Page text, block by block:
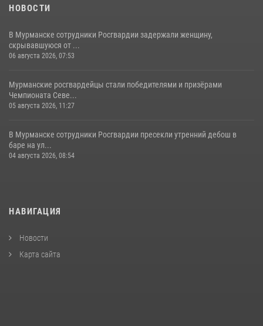
НОВОСТИ
В Мурманске сотрудники Росгвардии задержали женщину,
скрывавшуюся от ...
06 августа 2026, 07:53
Мурманские росгвардейцы стали победителями и призёрами
Чемпионата Севе...
05 августа 2026, 11:27
В Мурманске сотрудники Росгвардии пресекли утренний дебош в
баре на ул...
04 августа 2026, 08:54
НАВИГАЦИЯ
Новости
Карта сайта